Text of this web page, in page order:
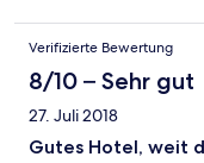
request was fulfilled
buffet is good for both
drinks. We have stayed
it has stayed wonderful
coming back. We
business travelers,
Verifizierte Bewertung
8/10 – Sehr gut
27. Juli 2018
Gutes Hotel, weit